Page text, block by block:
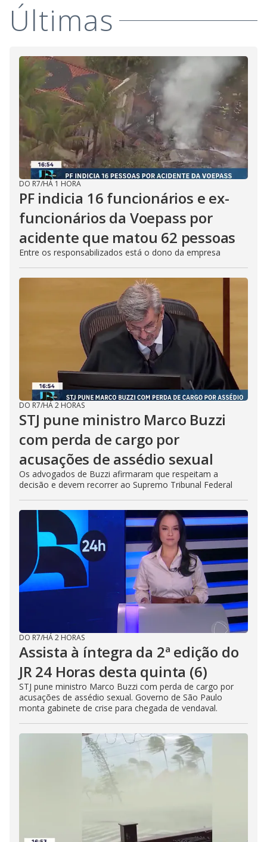
Últimas
DO R7/HÁ 1 HORA
PF indicia 16 funcionários e ex-
funcionários da Voepass por
acidente que matou 62 pessoas
Entre os responsabilizados está o dono da empresa
DO R7/HÁ 2 HORAS
STJ pune ministro Marco Buzzi
com perda de cargo por
acusações de assédio sexual
Os advogados de Buzzi afirmaram que respeitam a
decisão e devem recorrer ao Supremo Tribunal Federal
DO R7/HÁ 2 HORAS
Assista à íntegra da 2ª edição do
JR 24 Horas desta quinta (6)
STJ pune ministro Marco Buzzi com perda de cargo por
acusações de assédio sexual. Governo de São Paulo
monta gabinete de crise para chegada de vendaval.